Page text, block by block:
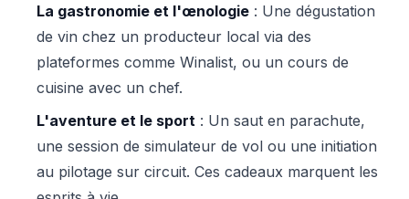
La gastronomie et l'œnologie : Une dégustation
de vin chez un producteur local via des
plateformes comme Winalist, ou un cours de
cuisine avec un chef.
L'aventure et le sport : Un saut en parachute,
une session de simulateur de vol ou une initiation
au pilotage sur circuit. Ces cadeaux marquent les